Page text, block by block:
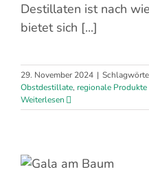
Destillaten ist nach
bietet sich [...]
29. November 2024 |
Obstdestillate, regionale Produkte
Weiterlesen